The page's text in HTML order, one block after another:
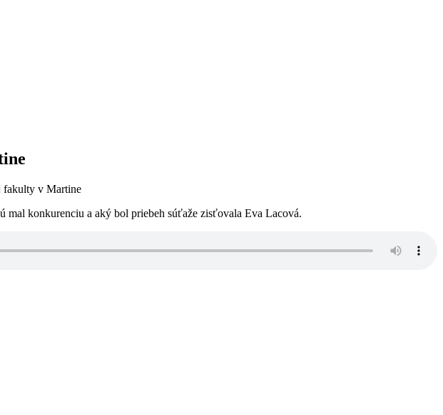
fakulty v Martine
konkurenciu a aký bol priebeh súťaže zisťovala Eva Lacová.